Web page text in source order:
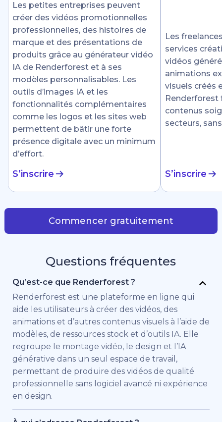
Les petites entreprises peuvent
créer des vidéos promotionnelles
professionnelles, des histoires de
marque et des présentations de
produits grâce au générateur vidéo
IA de Renderforest et à ses
modèles personnalisables. Les
outils d’images IA et les
fonctionnalités complémentaires
comme les logos et les sites web
permettent de bâtir une forte
présence digitale avec un minimum
d’effort.
S’inscrire
Les
services
vidéos
animations
visuels créés
Renderforest
contenus
secteurs,
S’inscrire
Commencer gratuitement
Questions fréquentes
Qu’est-ce que Renderforest ?
Renderforest est une plateforme en ligne qui
aide les utilisateurs à créer des vidéos, des
animations et d’autres contenus visuels à l’aide de
modèles, de ressources stock et d’outils IA. Elle
regroupe le montage vidéo, le design et l’IA
générative dans un seul espace de travail,
permettant de produire des vidéos de qualité
professionnelle sans logiciel avancé ni expérience
en design.